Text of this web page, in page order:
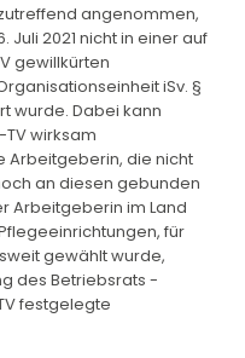
angenommen,
2021 nicht in einer auf
gewillkürten
iSv. §
wurde. Dabei kann
wirksam
Arbeitgeberin, die nicht
an diesen gebunden
Arbeitgeberin im Land
für
gewählt wurde,
des Betriebsrats -
festgelegte